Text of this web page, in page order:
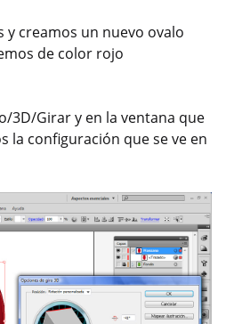
y creamos un nuevo ovalo
de color rojo
3D/Girar y en la ventana que
la configuración que se ve en